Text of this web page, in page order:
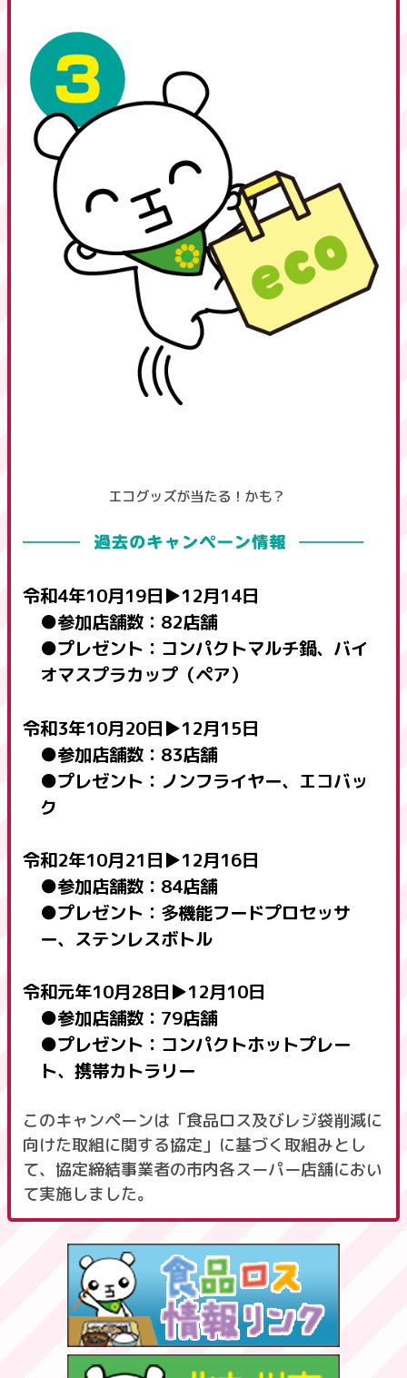
エコグッズが当たる！かも？
令和4年10月19日▶12月14日
●参加店舗数：82店舗
●プレゼント：コンパクトマルチ鍋、バイ
オマスプラカップ（ペア）
令和3年10月20日▶12月15日
●参加店舗数：83店舗
●プレゼント：ノンフライヤー、エコバッ
ク
令和2年10月21日▶12月16日
●参加店舗数：84店舗
●プレゼント：多機能フードプロセッサ
ー、ステンレスボトル
令和元年10月28日▶12月10日
●参加店舗数：79店舗
●プレゼント：コンパクトホットプレー
ト、携帯カトラリー
このキャンペーンは「食品ロス及びレジ袋削減に
向けた取組に関する協定」に基づく取組みとし
て、協定締結事業者の市内各スーパー店舗におい
て実施しました。